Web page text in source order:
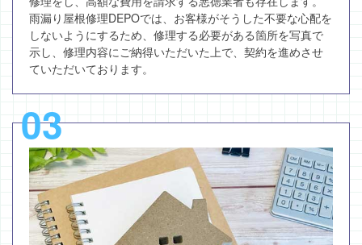
雨漏り屋根修理DEPOでは、お客様がそうした不要な心配を
しないようにするため、修理する必要がある箇所を写真で
示し、修理内容にご納得いただいた上で、契約を進めさせ
ていただいております。
03